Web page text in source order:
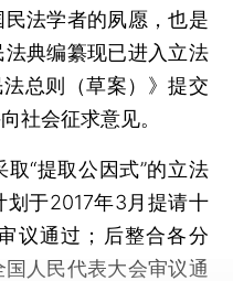
法学者的夙愿，也是
典编纂现已进入立法
总则（草案）》提交
社会征求意见。
“提取公因式”的立法
于2017年3月提请十
议通过；后整合各分
人民代表大会审议通